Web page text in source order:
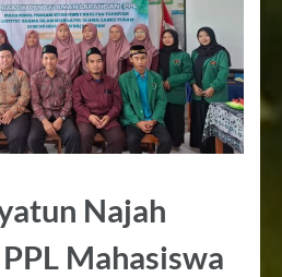
Najah
Mahasiswa